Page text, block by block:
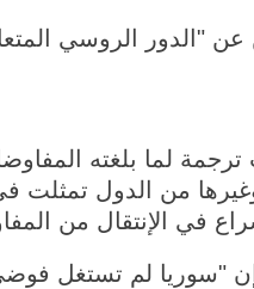
عن "الدور الروسي
لما بلغته
من الدول
في الإنتقال من
إن "سوريا لم تستغل